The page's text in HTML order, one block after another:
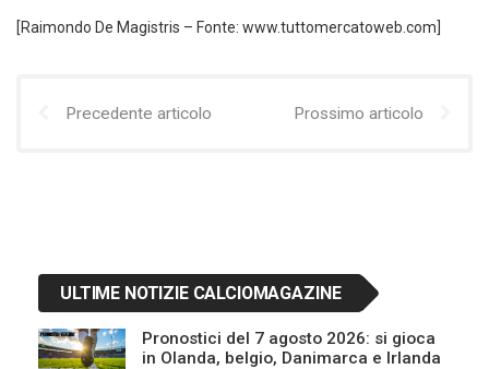
[Raimondo De Magistris – Fonte: www.tuttomercatoweb.com]
Precedente articolo Prossimo articolo
ULTIME NOTIZIE CALCIOMAGAZINE
Pronostici del 7 agosto 2026: si gioca
in Olanda, belgio, Danimarca e Irlanda